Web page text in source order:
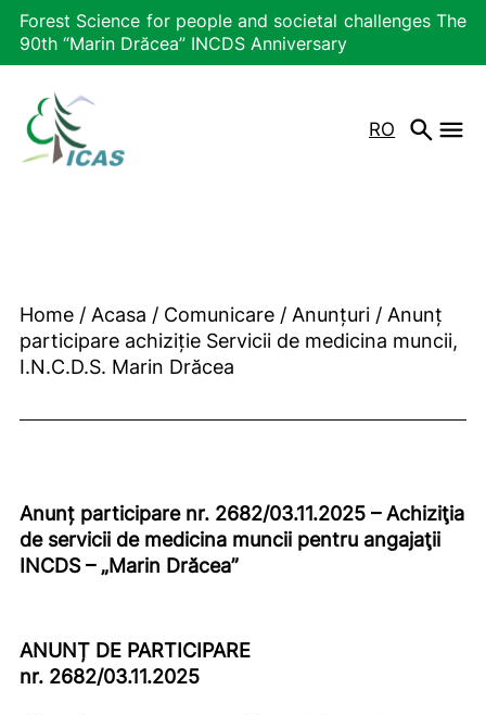
Forest Science for people and societal challenges The
90th “Marin Drăcea” INCDS Anniversary
RO
Home / Acasa / Comunicare / Anunțuri / Anunț
participare achiziție Servicii de medicina muncii,
I.N.C.D.S. Marin Drăcea
Anunț participare nr. 2682/03.11.2025–Achiziţia
de servicii de medicina muncii pentru angajaţii
INCDS – „Marin Drăcea”
ANUNȚ DE PARTICIPARE
nr. 2682/03.11.2025